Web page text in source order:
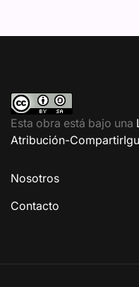
Esta obra está bajo una
Atribución-
Nosotros
Contacto